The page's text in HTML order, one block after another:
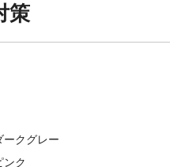
策
ークグレー
ンク